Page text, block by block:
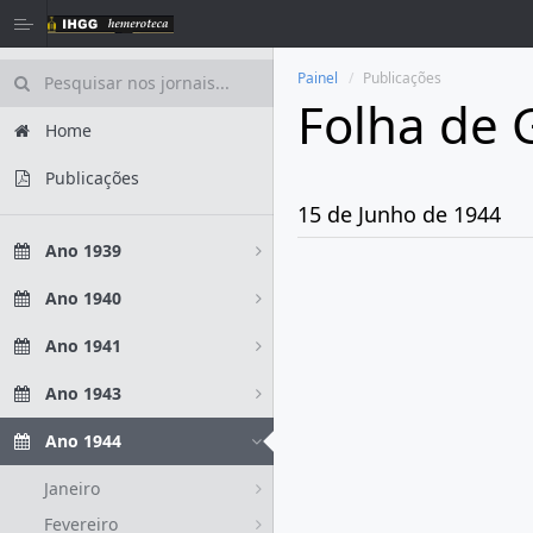
Home
Publicações
Ano 1939
Ano 1940
Ano 1941
Ano 1943
Ano 1944
Janeiro
Fevereiro
Painel Publicações
Folha de
15 de Junho de 1944